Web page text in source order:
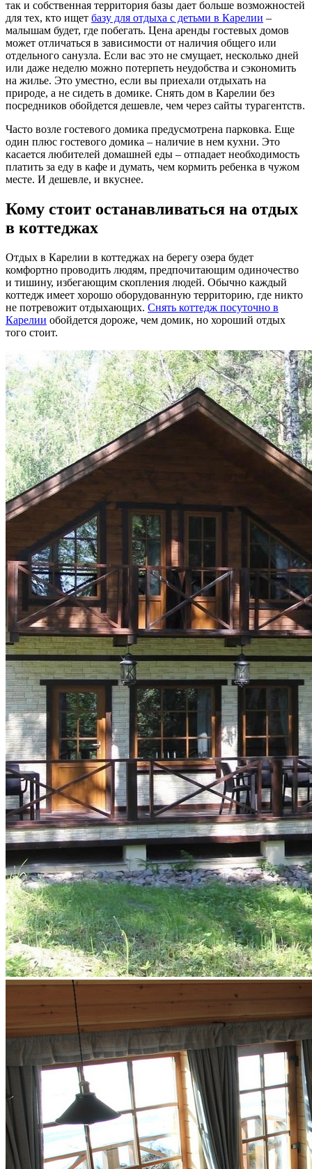
так и собственная территория базы дает больше возможностей
для тех, кто ищет базу для отдыха с детьми в Карелии –
малышам будет, где побегать. Цена аренды гостевых домов
может отличаться в зависимости от наличия общего или
отдельного санузла. Если вас это не смущает, несколько дней
или даже неделю можно потерпеть неудобства и сэкономить
на жилье. Это уместно, если вы приехали отдыхать на
природе, а не сидеть в домике. Снять дом в Карелии без
посредников обойдется дешевле, чем через сайты турагентств.
Часто возле гостевого домика предусмотрена парковка. Еще
один плюс гостевого домика – наличие в нем кухни. Это
касается любителей домашней еды – отпадает необходимость
платить за еду в кафе и думать, чем кормить ребенка в чужом
месте. И дешевле, и вкуснее.
Кому стоит останавливаться на отдых
в коттеджах
Отдых в Карелии в коттеджах на берегу озера будет
комфортно проводить людям, предпочитающим одиночество
и тишину, избегающим скопления людей. Обычно каждый
коттедж имеет хорошо оборудованную территорию, где никто
не потревожит отдыхающих. Снять коттедж посуточно в
Карелии обойдется дороже, чем домик, но хороший отдых
того стоит.